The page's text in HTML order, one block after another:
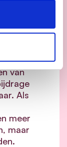
van
Als
meer
maar